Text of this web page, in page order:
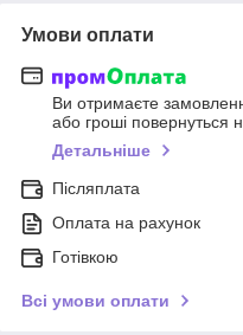
Умови оплати
Ви отримаєте
або гроші повернуться
Детальніше
Післяплата
Оплата на рахунок
Готівкою
Всі умови оплати